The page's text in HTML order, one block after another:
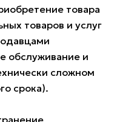
товара
товаров и услуг
обслуживание и
сложном
срока).